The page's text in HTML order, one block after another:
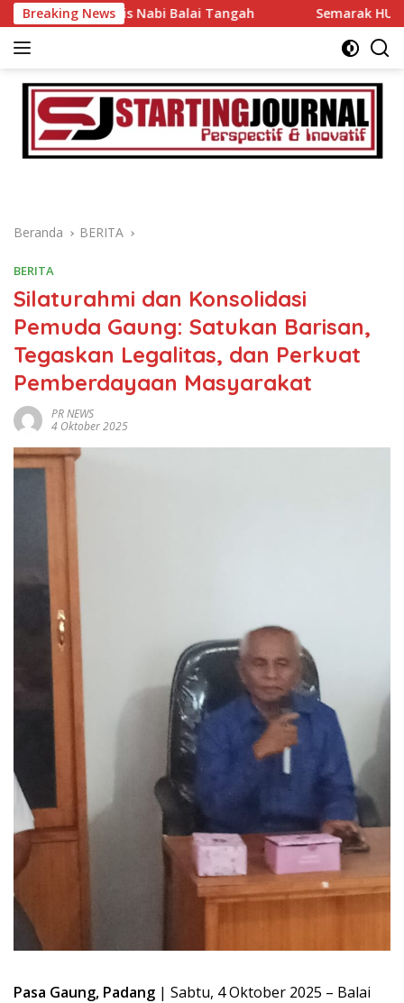
Langsung
ke
konten
Breaking News
Nabi Balai Tangah Semarak HUT RI ke 81, Sang
Beranda BERITA
BERITA
Silaturahmi dan Konsolidasi
Pemuda Gaung: Satukan Barisan,
Tegaskan Legalitas, dan Perkuat
Pemberdayaan Masyarakat
PR NEWS
4 Oktober 2025
Pasa Gaung, Padang | Sabtu, 4 Oktober 2025 – Balai